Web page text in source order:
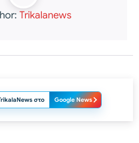
Trikalanews
στο Google News